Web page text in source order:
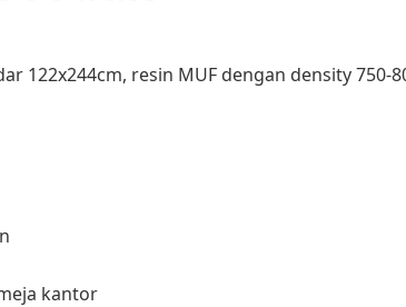
122x244cm, resin MUF dengan density 750-
kantor